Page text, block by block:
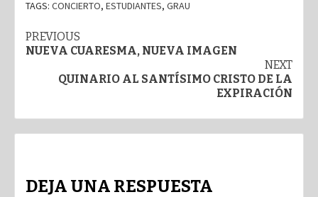
TAGS: CONCIERTO, ESTUDIANTES, GRAU
Post
PREVIOUS
NUEVA CUARESMA, NUEVA IMAGEN
NEXT
QUINARIO AL SANTÍSIMO CRISTO DE LA
EXPIRACIÓN
DEJA UNA RESPUESTA